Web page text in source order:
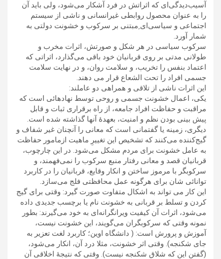
آسيب‌ديدگی‌ای که اثراتش در فرد آشکار می‌شود، ولی بايد آن
را به عنوان محصول روابطی غيرانسانی و ناشی از سيستم
اجتماعی و سياسی‌ای ِمبتنی بر سرکوب و خشونت دولتی به
شمار آورد.
سرکوب سياسی در هر شکل و صورتش، اثرات مخرب و
طولانی مدتی بر روی قربانيان خود باقی می‌گذارد، اثراتی که
اعتماد بنفس را تخريب، و سلامت روان، و در نهايت سلامت
جسمی افراد را تحت الشعاع قرار می دهند.
اين اثرات ناشی از تلاقی و همراهی دو عاملند:
يکی، اعمال خشونت جسمی و روحی توسط نهادهائی است که
مراقبت و حفاظت افراد جامعه، از راه برقراری ثبات و قابل
پيش بينی بودن نظم و امنيت، بعهدۀ آنها گذاشته شده است.
ديگری، زمينه يا گفتمانی است که معانی را آنچنان غير شفاف و
گيج‌کننده می‌کنند که تشخيص اين تغييرِ ماهيت ازمامور حفاظت
به عامل خشونت برای مردم مشکل می‌شود. در اين چارچوب،
قربانيان قصد و معانی رفتار منبع سرکوب را نمی‌فهمند، و
سرکوبگر با مرموز ساختن و انکار وقايع، قربانيان را در کاربرد
توانائی شان برای هرگونه عمل محافظتی فلج می‌سازد.
اين کار می تواند به اشکال متفاوت صورت گيرد: وقتی برای گيج
کردن و تسلط بر قربانی به خشونت نام يا برچسب جديدی داده
می‌شود، اثرات آن کيفيت ويرانگرانه‌ای به خود می‌گيرند: بطور
نمونه وقتی که سرکوبگران می‌گويند، اين خشونت نيست،
آموزش و پرورش است: ( دانشگاه اوين؛ کاربرد لغت تعزير به
جای شکنجه). وقتی اثر خشونت، مثلا درد آن، انکار می‌شود،
(گفتن اين که شلاق شکنجه نيست). وقتی که نتيجۀ اخلاقی آن